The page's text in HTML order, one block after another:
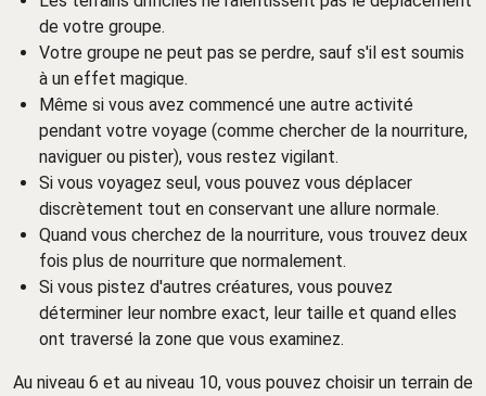
de votre groupe.
Votre groupe ne peut pas se perdre, sauf s'il est soumis
à un effet magique.
Même si vous avez commencé une autre activité
pendant votre voyage (comme chercher de la nourriture,
naviguer ou pister), vous restez vigilant.
Si vous voyagez seul, vous pouvez vous déplacer
discrètement tout en conservant une allure normale.
Quand vous cherchez de la nourriture, vous trouvez deux
fois plus de nourriture que normalement.
Si vous pistez d'autres créatures, vous pouvez
déterminer leur nombre exact, leur taille et quand elles
ont traversé la zone que vous examinez.
Au niveau 6 et au niveau 10, vous pouvez choisir un terrain de